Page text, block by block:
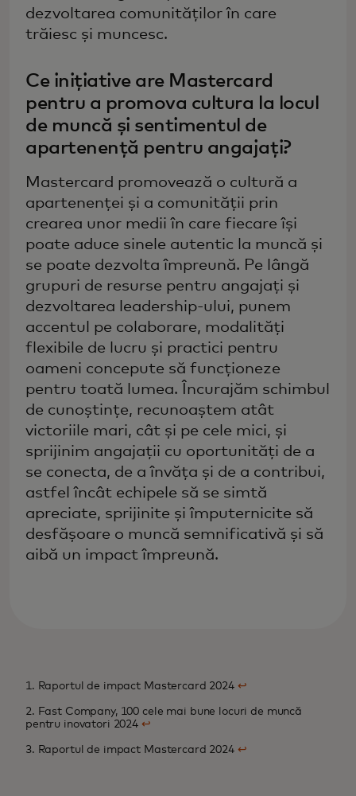
dezvoltarea comunităților în care
trăiesc și muncesc.
Ce inițiative are Mastercard
pentru a promova cultura la locul
de muncă și sentimentul de
apartenență pentru angajați?
Mastercard promovează o cultură a
apartenenței și a comunității prin
crearea unor medii în care fiecare își
poate aduce sinele autentic la muncă și
se poate dezvolta împreună. Pe lângă
grupuri de resurse pentru angajați și
dezvoltarea leadership-ului, punem
accentul pe colaborare, modalități
flexibile de lucru și practici pentru
oameni concepute să funcționeze
pentru toată lumea. Încurajăm schimbul
de cunoștințe, recunoaștem atât
victoriile mari, cât și pe cele mici, și
sprijinim angajații cu oportunități de a
se conecta, de a învăța și de a contribui,
astfel încât echipele să se simtă
apreciate, sprijinite și împuternicite să
desfășoare o muncă semnificativă și să
aibă un impact împreună.
1. Raportul de impact Mastercard 2024 ↩
2. Fast Company, 100 cele mai bune locuri de muncă
pentru inovatori 2024 ↩
3. Raportul de impact Mastercard 2024 ↩